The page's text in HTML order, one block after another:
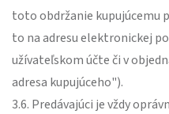
toto obdržanie kupujúcemu
to na adresu elektronickej
užívateľskom účte či v
adresa kupujúceho").
3.6. Predávajúci je vždy